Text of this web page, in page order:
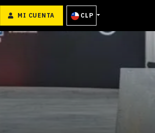
MI CUENTA CLP